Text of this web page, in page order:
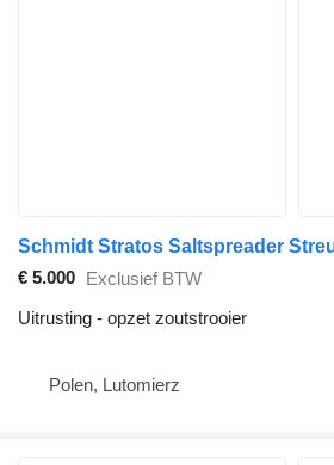
Schmidt Stratos Saltspreader
€ 5.000 Exclusief BTW
Uitrusting - opzet zoutstrooier
Polen, Lutomierz